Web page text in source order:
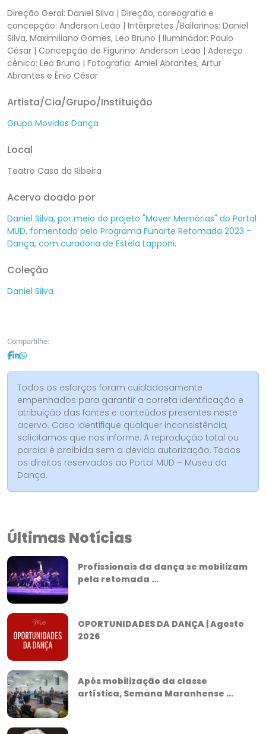
Direção Geral: Daniel Silva | Direção, coreografia e
concepção: Anderson Leão | Intérpretes /Bailarinos: Daniel
Silva, Maximiliano Gomes, Leo Bruno | Iluminador: Paulo
César | Concepção de Figurino: Anderson Leão | Adereço
cênico: Leo Bruno | Fotografia: Amiel Abrantes, Artur
Abrantes e Ênio César
Artista/Cia/Grupo/Instituição
Grupo Movidos Dança
Local
Teatro Casa da Ribeira
Acervo doado por
Daniel Silva, por meio do projeto "Mover Memórias" do Portal
MUD, fomentado pelo Programa Funarte Retomada 2023 -
Dança, com curadoria de Estela Lapponi.
Coleção
Daniel Silva
Compartilhe:
Todos os esforços foram cuidadosamente
empenhados para garantir a correta identificação e
atribuição das fontes e conteúdos presentes neste
acervo. Caso identifique qualquer inconsistência,
solicitamos que nos informe. A reprodução total ou
parcial é proibida sem a devida autorização. Todos
os direitos reservados ao Portal MUD – Museu da
Dança.
Últimas Notícias
Profissionais da dança se mobilizam
pela retomada ...
OPORTUNIDADES DA DANÇA | Agosto
2026
Após mobilização da classe
artística, Semana Maranhense ...